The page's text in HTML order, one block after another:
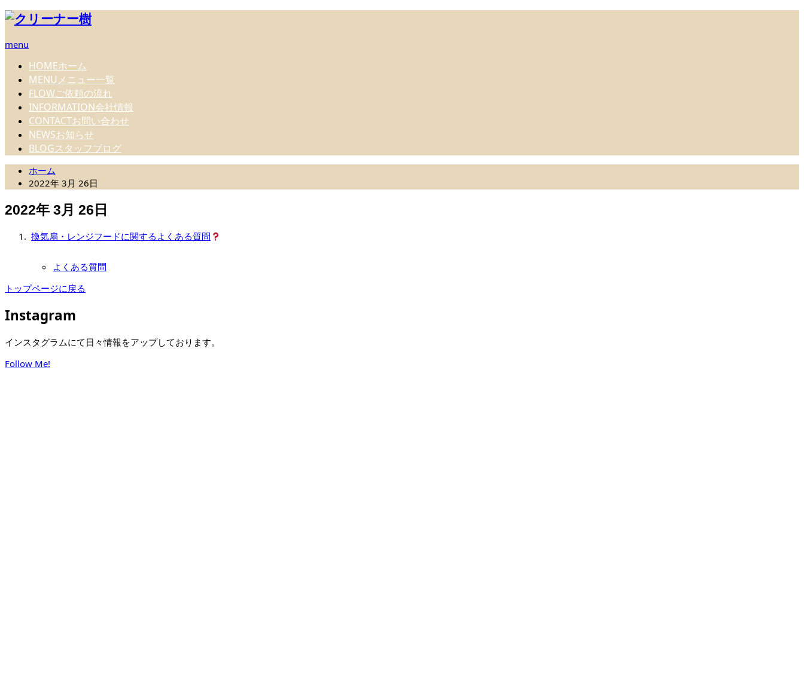
menu
HOMEホーム
MENU メニュー一覧
FLOWご依頼の流れ
INFORMATION会社情報
CONTACTお問い合わせ
NEWSお知らせ
BLOGスタッフブログ
ホーム
2022年 3月 26日
2022年 3月 26日
換気扇・レンジフードに関するよくある質問
よくある質問
トップページに戻る
Instagram
インスタグラムにて日々情報をアップしております。
Follow Me!